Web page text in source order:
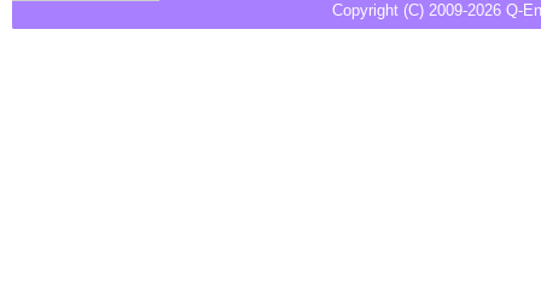
Copyright (C) 2009-2026 Q-